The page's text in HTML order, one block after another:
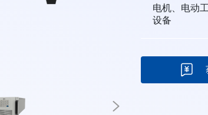
电机、电动
设备